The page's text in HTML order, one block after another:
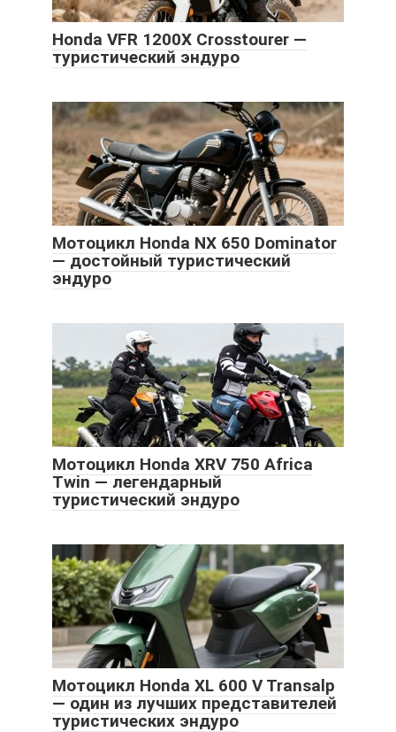
Honda VFR 1200X Crosstourer —
туристический эндуро
Мотоцикл Honda NX 650 Dominator
— достойный туристический
эндуро
Мотоцикл Honda XRV 750 Africa
Twin — легендарный
туристический эндуро
Мотоцикл Honda XL 600 V Transalp
— один из лучших представителей
туристических эндуро